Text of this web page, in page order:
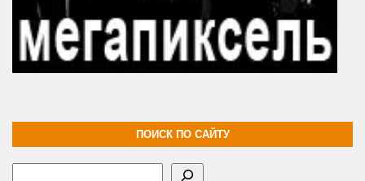
ПОИСК ПО САЙТУ